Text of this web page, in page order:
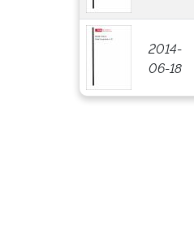
2014-
06-18